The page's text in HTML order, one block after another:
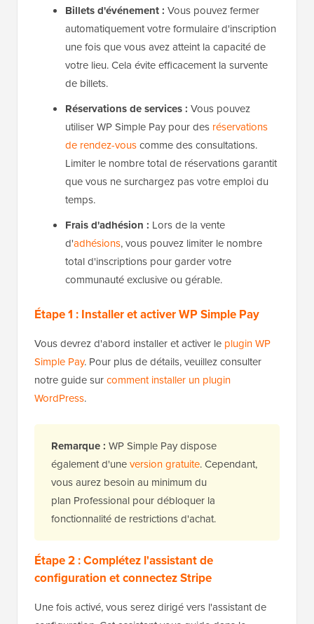
Billets d'événement : Vous pouvez fermer
automatiquement votre formulaire d'inscription
une fois que vous avez atteint la capacité de
votre lieu. Cela évite efficacement la survente
de billets.
Réservations de services : Vous pouvez
utiliser WP Simple Pay pour des réservations
de rendez-vouscomme des consultations.
Limiter le nombre total de réservations garantit
que vous ne surchargez pas votre emploi du
temps.
Frais d'adhésion : Lors de la vente
d'adhésions, vous pouvez limiter le nombre
total d'inscriptions pour garder votre
communauté exclusive ou gérable.
Étape 1 : Installer et activer WP Simple Pay
Vous devrez d'abord installer et activer le plugin WP
Simple Pay. Pour plus de détails, veuillez consulter
notre guide surcomment installer un plugin
WordPress.
Remarque : WP Simple Pay dispose
également d'uneversion gratuite. Cependant,
vous aurez besoin au minimum du
plan Professional pour débloquer la
fonctionnalité de restrictions d'achat.
Étape 2 : Complétez l'assistant de
configuration et connectez Stripe
Une fois activé, vous serez dirigé vers l'assistant de